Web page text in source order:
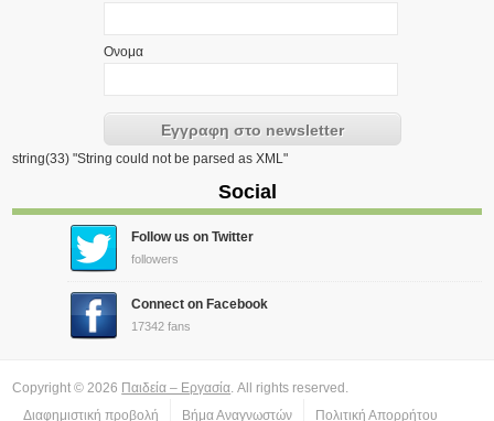
Ονομα
string(33) "String could not be parsed as XML"
Social
Follow us on Twitter
followers
Connect on Facebook
17342 fans
Copyright © 2026 Παιδεία – Εργασία. All rights reserved.
Διαφημιστική προβολή
Βήμα Αναγνωστών Πολιτική Απορρήτου